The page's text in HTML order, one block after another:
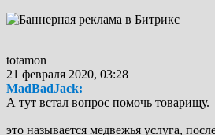
totamon
21 февраля 2020, 03:28
MadBadJack:
А тут встал вопрос помочь товарищу.
это называется медвежья услуга,